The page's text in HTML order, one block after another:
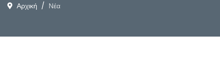
Αρχική Νέα